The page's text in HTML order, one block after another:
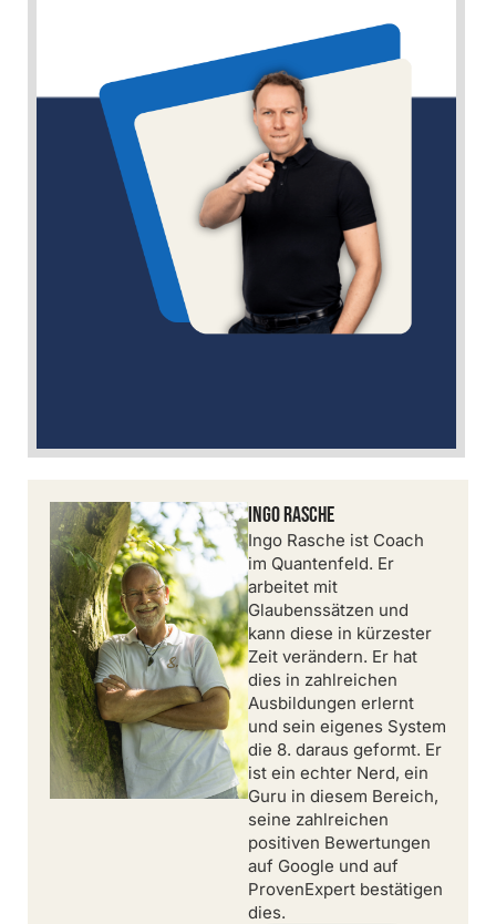
Ingo Rasche
Ingo Rasche ist Coach
im Quantenfeld. Er
arbeitet mit
Glaubenssätzen und
kann diese in kürzester
Zeit verändern. Er hat
dies in zahlreichen
Ausbildungen erlernt
und sein eigenes System
die 8. daraus geformt. Er
ist ein echter Nerd, ein
Guru in diesem Bereich,
seine zahlreichen
positiven Bewertungen
auf Google und auf
ProvenExpert bestätigen
dies.